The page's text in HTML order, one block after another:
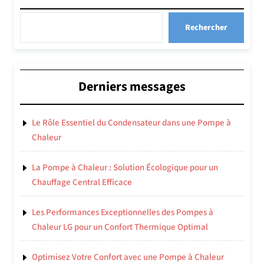
Rechercher
Derniers messages
Le Rôle Essentiel du Condensateur dans une Pompe à
Chaleur
La Pompe à Chaleur : Solution Écologique pour un
Chauffage Central Efficace
Les Performances Exceptionnelles des Pompes à
Chaleur LG pour un Confort Thermique Optimal
Optimisez Votre Confort avec une Pompe à Chaleur